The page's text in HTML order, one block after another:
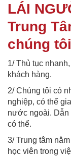
LÁI
Trung
chúng
1/ Thủ tục
khách hàng.
2/ Chúng tôi có
nghiệp, có thể
nước ngoài. Dẫn
có thể.
3/ Trung tâm
học viên trong